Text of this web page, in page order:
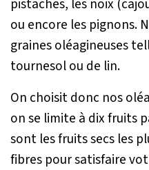
pistaches, les noix
ou encore les pignons.
graines oléagineuses
tournesol ou de lin.
On choisit donc nos
on se limite à dix fruits
sont les fruits secs les
fibres pour satisfaire